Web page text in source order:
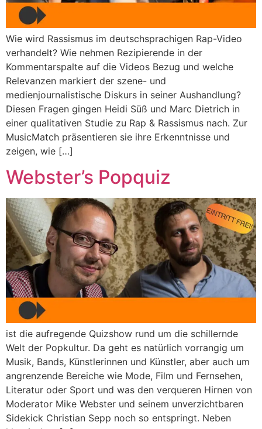
Wie wird Rassismus im deutschsprachigen Rap-Video
verhandelt? Wie nehmen Rezipierende in der
Kommentarspalte auf die Videos Bezug und welche
Relevanzen markiert der szene- und
medienjournalistische Diskurs in seiner Aushandlung?
Diesen Fragen gingen Heidi Süß und Marc Dietrich in
einer qualitativen Studie zu Rap & Rassismus nach. Zur
MusicMatch präsentieren sie ihre Erkenntnisse und
zeigen, wie […]
Webster’s Popquiz
ist die aufregende Quizshow rund um die schillernde
Welt der Popkultur. Da geht es natürlich vorrangig um
Musik, Bands, Künstlerinnen und Künstler, aber auch um
angrenzende Bereiche wie Mode, Film und Fernsehen,
Literatur oder Sport und was den verqueren Hirnen von
Moderator Mike Webster und seinem unverzichtbaren
Sidekick Christian Sepp noch so entspringt. Neben